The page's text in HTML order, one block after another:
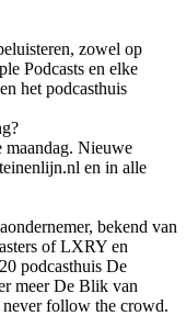
zowel op
Podcasts en elke
het podcasthuis
Nieuwe
en in alle
bekend van
of LXRY en
podcasthuis De
meer De Blik van
follow the crowd.